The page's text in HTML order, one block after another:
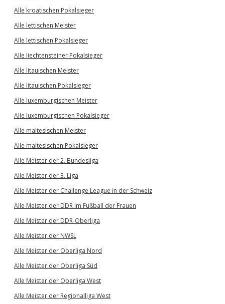
Alle kroatischen Pokalsieger
Alle lettischen Meister
Alle lettischen Pokalsieger
Alle liechtensteiner Pokalsieger
Alle litauischen Meister
Alle litauischen Pokalsieger
Alle luxemburgischen Meister
Alle luxemburgischen Pokalsieger
Alle maltesischen Meister
Alle maltesischen Pokalsieger
Alle Meister der 2. Bundesliga
Alle Meister der 3. Liga
Alle Meister der Challenge League in der Schweiz
Alle Meister der DDR im Fußball der Frauen
Alle Meister der DDR-Oberliga
Alle Meister der NWSL
Alle Meister der Oberliga Nord
Alle Meister der Oberliga Süd
Alle Meister der Oberliga West
Alle Meister der Regionalliga West